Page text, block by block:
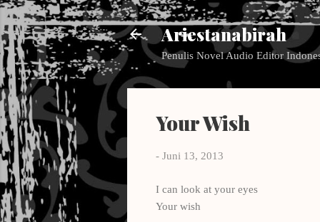
Ariestanabirah
Penulis Novel Audio Editor
Your Wish
- Juni 13, 2013
I can look at your eyes
Your wish